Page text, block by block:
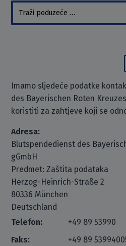
Imamo sljedeće podatke
des Bayerischen Roten
koristiti za zahtjeve koji se
Adresa:
Blutspendedienst des
gGmbH
Predmet: Zaštita podataka
Herzog-Heinrich-Straße 2
80336 München
Deutschland
Telefon:
+49 89 53990
Faks:
+49 89